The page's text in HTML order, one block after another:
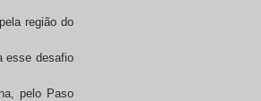
região do
esse desafio
pelo Paso